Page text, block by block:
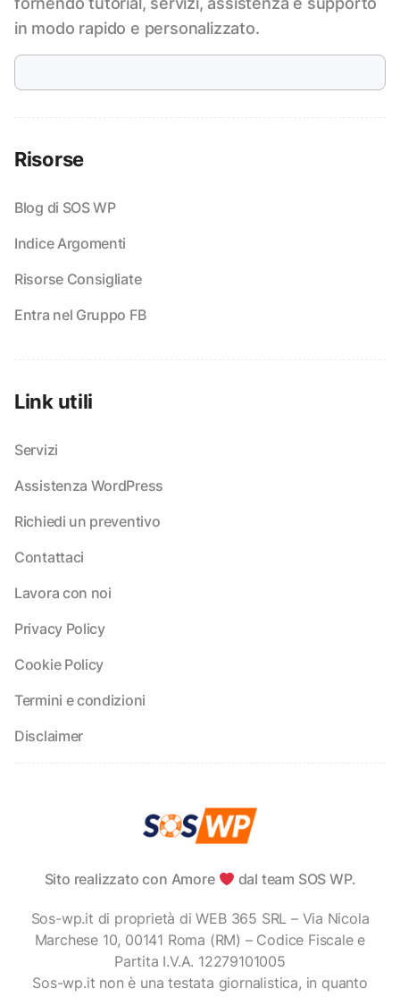
in modo rapido e personalizzato.
Risorse
Blog di SOS WP
Indice Argomenti
Risorse Consigliate
Entra nel Gruppo FB
Link utili
Servizi
Assistenza WordPress
Richiedi un preventivo
Contattaci
Lavora con noi
Privacy Policy
Cookie Policy
Termini e condizioni
Disclaimer
Sito realizzato con Amore dal team SOS WP.
Sos-wp.it di proprietà di WEB 365 SRL – Via Nicola
Marchese 10, 00141 Roma (RM) – Codice Fiscale e
Partita I.V.A. 12279101005
Sos-wp.it non è una testata giornalistica, in quanto